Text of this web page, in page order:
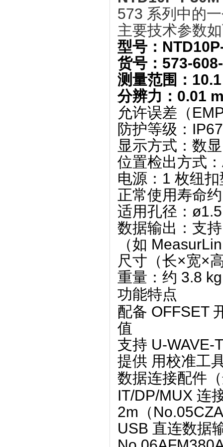
573 系列中的
主要技术参数
型号 ：
货号 ：573-
测量范围 ‌：‌
分辨力 ‌：‌ 0.01
允许误差（
防护等级 ‌：‌ IP67
显示方式 ‌：‌ 数
位置检出方式 ‌：‌
电源 ‌：‌ 1 枚纽
正常使用寿命
适用孔径 ‌：‌
数据输出 ‌：‌ 支持
（如
尺寸（长×宽×
重量 ‌：约 ‌ 3.8 kg
功能特点
配备 ‌ OFFSET
值
支持 ‌ U-WAVE-
提供 ‌ 用校准工
数据连接配件
IT/DP/MUX 连
2m（
USB 直连数据